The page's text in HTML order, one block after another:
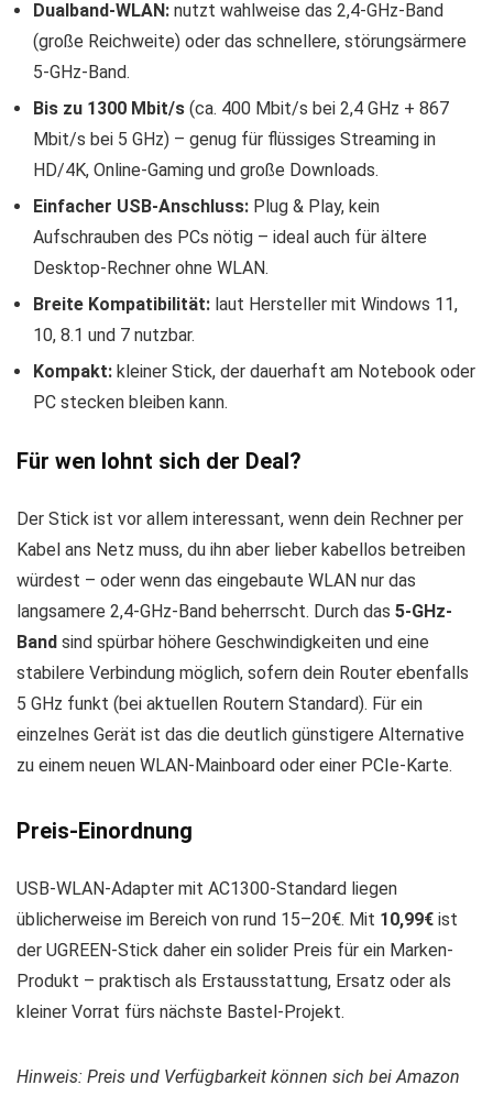
Dualband-WLAN: nutzt wahlweise das 2,4-GHz-Band
(große Reichweite) oder das schnellere, störungsärmere
5-GHz-Band.
Bis zu 1300 Mbit/s (ca. 400 Mbit/s bei 2,4 GHz + 867
Mbit/s bei 5 GHz) – genug für flüssiges Streaming in
HD/4K, Online-Gaming und große Downloads.
Einfacher USB-Anschluss: Plug & Play, kein
Aufschrauben des PCs nötig – ideal auch für ältere
Desktop-Rechner ohne WLAN.
Breite Kompatibilität: laut Hersteller mit Windows 11,
10, 8.1 und 7 nutzbar.
Kompakt: kleiner Stick, der dauerhaft am Notebook oder
PC stecken bleiben kann.
Für wen lohnt sich der Deal?
Der Stick ist vor allem interessant, wenn dein Rechner per
Kabel ans Netz muss, du ihn aber lieber kabellos betreiben
würdest – oder wenn das eingebaute WLAN nur das
langsamere 2,4-GHz-Band beherrscht. Durch das 5-GHz-
Band sind spürbar höhere Geschwindigkeiten und eine
stabilere Verbindung möglich, sofern dein Router ebenfalls
5 GHz funkt (bei aktuellen Routern Standard). Für ein
einzelnes Gerät ist das die deutlich günstigere Alternative
zu einem neuen WLAN-Mainboard oder einer PCIe-Karte.
Preis-Einordnung
USB-WLAN-Adapter mit AC1300-Standard liegen
üblicherweise im Bereich von rund 15–20€. Mit 10,99€ ist
der UGREEN-Stick daher ein solider Preis für ein Marken-
Produkt – praktisch als Erstausstattung, Ersatz oder als
kleiner Vorrat fürs nächste Bastel-Projekt.
Hinweis: Preis und Verfügbarkeit können sich bei Amazon